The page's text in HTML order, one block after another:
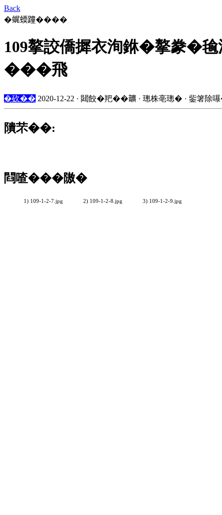
Back
�𧋦蝡蹱����
109摮詨僑摨衣洵銝�摮豢�
���飛
�砍�� 2020-12-22 · 閮餃�羓��𩑈 · 璁株亳璁� · 鈭箸除
隤芣��:
閰喳���隞�
1) 109-1-2-7.jpg 2) 109-1-2-8.jpg 3) 109-1-2-9.jpg